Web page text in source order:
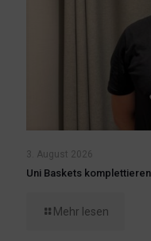
3. August 2026
Uni Baskets
Mehr lesen